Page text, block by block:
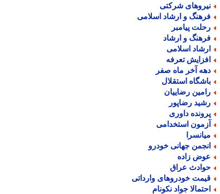
شرکتی
و ارشاد اسلامی
پیامبر
و ارشاد
اسلامی
تعرفه
آخر ماه صفر
استقلال
رضاییان
رضاپور
داوری
استخدامی
جهانی خودرو
زاده
عراق
خودروهای وارداتی
جواد نکونام